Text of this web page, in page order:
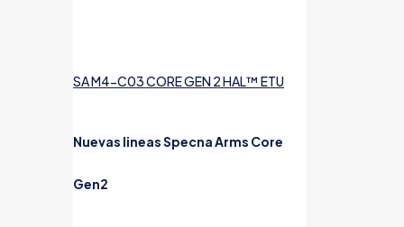
SA M4-C03 CORE GEN 2 HAL™ ETU
Nuevas lineas Specna Arms Core
Gen2